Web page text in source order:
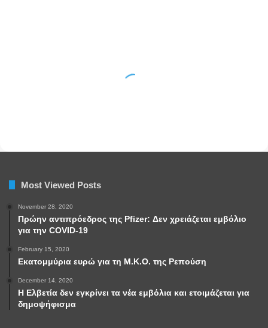
Most Viewed Posts
November 28, 2020
Πρώην αντιπρόεδρος της Pfizer: Δεν χρειάζεται εμβόλιο
για την COVID-19
February 15, 2020
Εκατομμύρια ευρώ για τη Μ.Κ.Ο. της Ρεπούση
December 14, 2020
Η Ελβετία δεν εγκρίνει τα νέα εμβόλια και ετοιμάζεται για
δημοψήφισμα